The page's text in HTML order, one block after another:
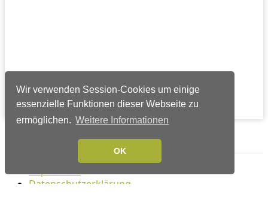
Wir verwenden Session-Cookies um einige
essenzielle Funktionen dieser Webseite zu
ermöglichen. Weitere Informationen
OK
Verlags-Service
Datenschutzerklärung